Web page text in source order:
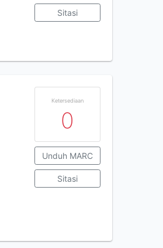
Sitasi
Ketersediaan
0
Unduh MARC
Sitasi